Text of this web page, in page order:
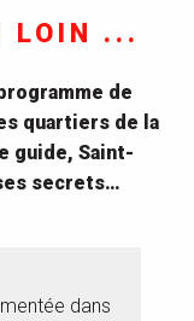
LOIN ...
de
quartiers de la
guide, Saint-
secrets…
dans